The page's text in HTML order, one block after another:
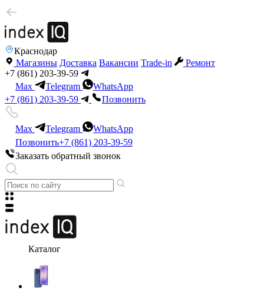
Краснодар
Магазины Доставка Вакансии Trade-in
Ремонт
+7 (861) 203-39-59
Max
Telegram
WhatsApp
+7 (861) 203-39-59
Позвонить
Max Telegram
WhatsApp
Позвонить+7 (861) 203-39-59
Заказать обратный звонок
Каталог